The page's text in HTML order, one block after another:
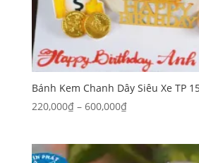
Bánh Kem Chanh Dây Siêu Xe TP
220,000₫ – 600,000₫Khoảng
220,000₫